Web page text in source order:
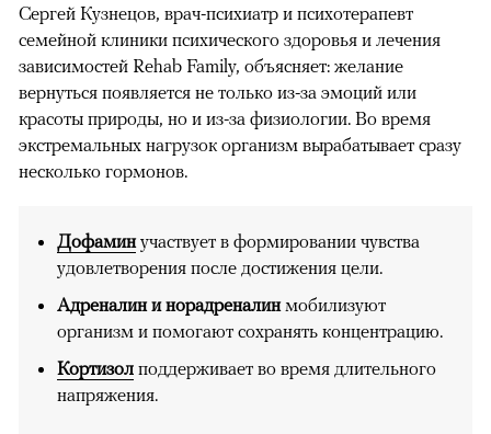
Сергей Кузнецов, врач-психиатр и психотерапевт
семейной клиники психического здоровья и лечения
зависимостей Rehab Family, объясняет: желание
вернуться появляется не только из-за эмоций или
красоты природы, но и из-за физиологии. Во время
экстремальных нагрузок организм вырабатывает сразу
несколько гормонов.
Дофаминучаствует в формировании чувства
удовлетворения после достижения цели.
Адреналин и норадреналинмобилизуют
организм и помогают сохранять концентрацию.
Кортизол поддерживает во время длительного
напряжения.